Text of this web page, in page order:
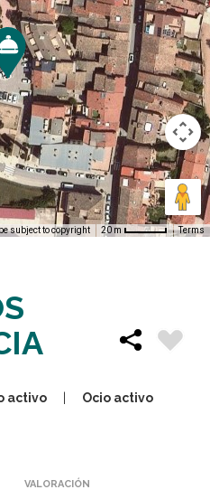
subject to copyright 20 m Terms
activo Ocio activo
VALORACIÓN